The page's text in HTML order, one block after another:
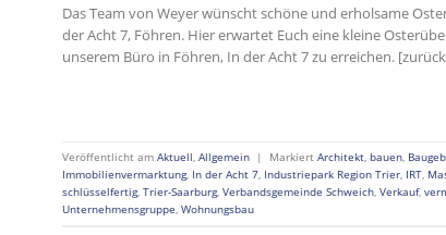
Das Team von Weyer wünscht schöne und erholsame
der Acht 7, Föhren. Hier erwartet Euch eine kleine
unserem Büro in Föhren, In der Acht 7 zu erreichen.
Veröffentlicht am Aktuell, Allgemein | Markiert Architekt, bauen,
Immobilienvermarktung, In der Acht 7, Industriepark Region Trier, IRT,
schlüsselfertig, Trier-Saarburg, Verbandsgemeinde Schweich, Verkauf,
Unternehmensgruppe, Wohnungsbau